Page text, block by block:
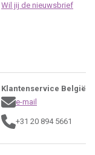
Wil jij de nieuwsbrief
Klantenservice België
e-mail
+31 20 894 5661